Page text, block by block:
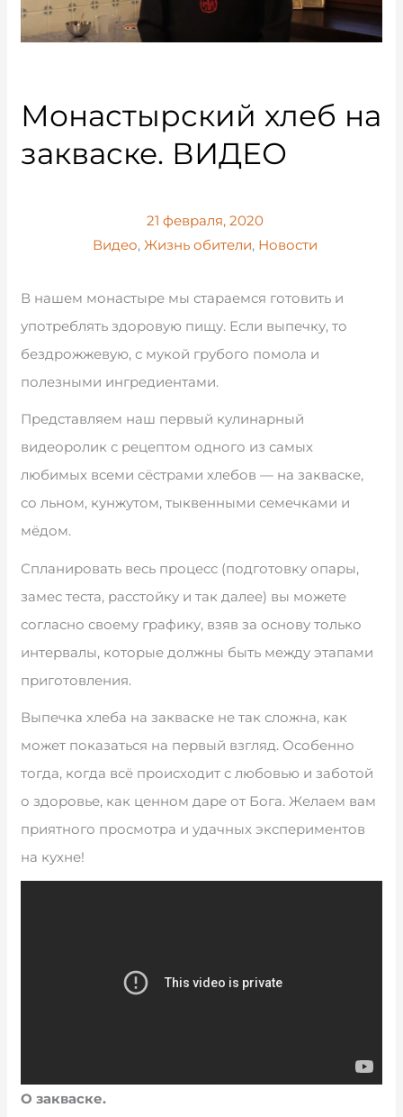
Монастырский хлеб на
закваске. ВИДЕО
21 февраля, 2020
Видео, Жизнь обители, Новости
В нашем монастыре мы стараемся готовить и
употреблять здоровую пищу. Если выпечку, то
бездрожжевую, с мукой грубого помола и
полезными ингредиентами.
Представляем наш первый кулинарный
видеоролик с рецептом одного из самых
любимых всеми сёстрами хлебов — на закваске,
со льном, кунжутом, тыквенными семечками и
мёдом.
Спланировать весь процесс (подготовку опары,
замес теста, расстойку и так далее) вы можете
согласно своему графику, взяв за основу только
интервалы, которые должны быть между этапами
приготовления.
Выпечка хлеба на закваске не так сложна, как
может показаться на первый взгляд. Особенно
тогда, когда всё происходит с любовью и заботой
о здоровье, как ценном даре от Бога. Желаем вам
приятного просмотра и удачных экспериментов
на кухне!
О закваске.